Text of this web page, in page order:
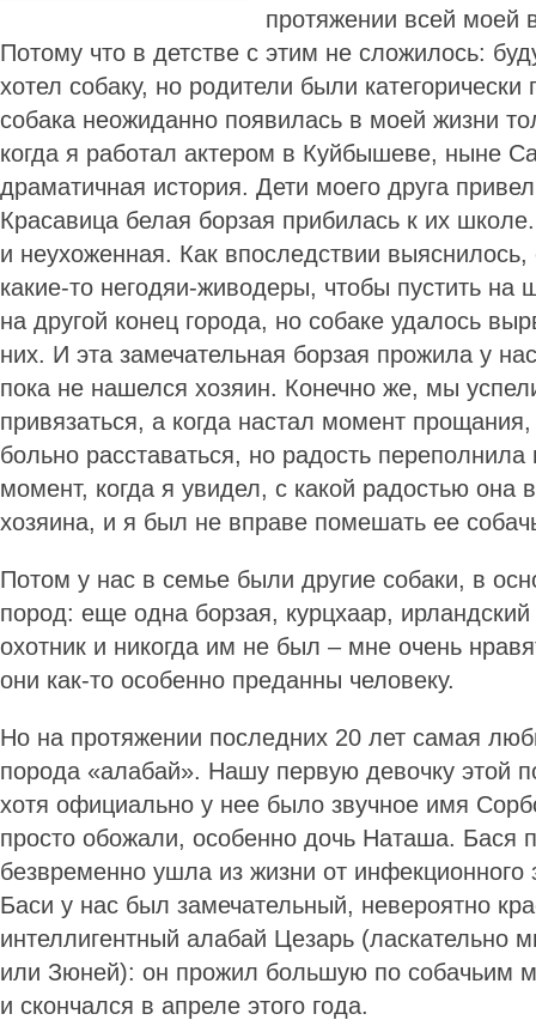
протяжении всей моей
Потому что в детстве с этим не сложилось:
хотел собаку, но родители были
собака неожиданно появилась в моей жизни
когда я работал актером в Куйбышеве, ныне
драматичная история. Дети моего друга
Красавица белая борзая прибилась к их
и неухоженная. Как впоследствии выяснилось,
какие-то негодяи-живодеры, чтобы пустить на
на другой конец города, но собаке удалось
них. И эта замечательная борзая прожила у
пока не нашелся хозяин. Конечно же, мы
привязаться, а когда настал момент
больно расставаться, но радость
момент, когда я увидел, с какой радостью она
хозяина, и я был не вправе помешать ее
Потом у нас в семье были другие собаки, в
пород: еще одна борзая, курцхаар, ирландский
охотник и никогда им не был – мне очень
они как-то особенно преданны человеку.
Но на протяжении последних 20 лет самая
порода «алабай». Нашу первую девочку этой
хотя официально у нее было звучное имя
просто обожали, особенно дочь Наташа. Бася
безвременно ушла из жизни от инфекционного
Баси у нас был замечательный, невероятно
интеллигентный алабай Цезарь (ласкательно
или Зюней): он прожил большую по собачьим
и скончался в апреле этого года.